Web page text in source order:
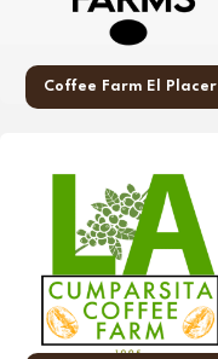
Coffee Farm El Placer